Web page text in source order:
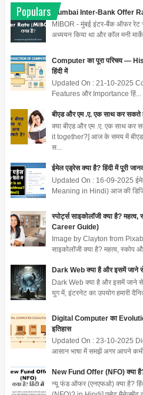
Populars
Mumbai Inter-Bank Offer
MIBOR - मुंबई इंटर-बैंक ऑफर रेट
अध्ययन किया था और कॉल मनी
Computer का पूरा परिचय —
हिंदी में
Updated On : 21-10-2025
Features और Importance हिं...
बीएड और एम .ए. एक साथ कर सकते
क्या बीएड और एम .ए. एक साथ
it together?] आज के समय में
स...
ईमेल एड्रेस क्या है? हिंदी में पूरी
Updated On : 16-09-2025
Meaning in Hindi) आज की
स्पोर्ट्स साइकोलॉजी क्या है?
Career Guide)
Image by Clayton from
साइकोलॉजी क्या है? महत्व,
Dark Web क्या है और इसमें जाने
Dark Web क्या है और इसमें जाने
युग में, इंटरनेट का उपयोग हमारी
Digital Computer का
इतिहास
Updated On : 23-10-2025
आसान भाषा में समझें अगर आपने
New Fund Offer (NFO) क्या
न्यू फंड ऑफर (एनएफओ) क्या है?